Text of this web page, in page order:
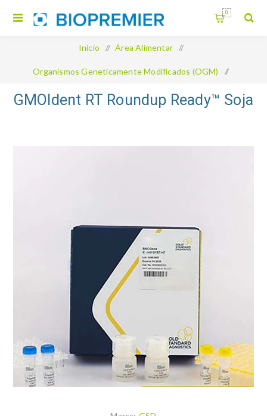
0
Início / Área Alimentar /
Organismos Geneticamente Modificados (OGM) /
GMOIdent RT Roundup Ready™ Soja
GMOIdent RT Roundup Ready™ Soja